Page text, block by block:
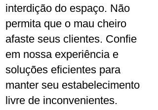
interdição do espaço. Não
permita que o mau cheiro
afaste seus clientes. Confie
em nossa experiência e
soluções eficientes para
manter seu estabelecimento
livre de inconvenientes.